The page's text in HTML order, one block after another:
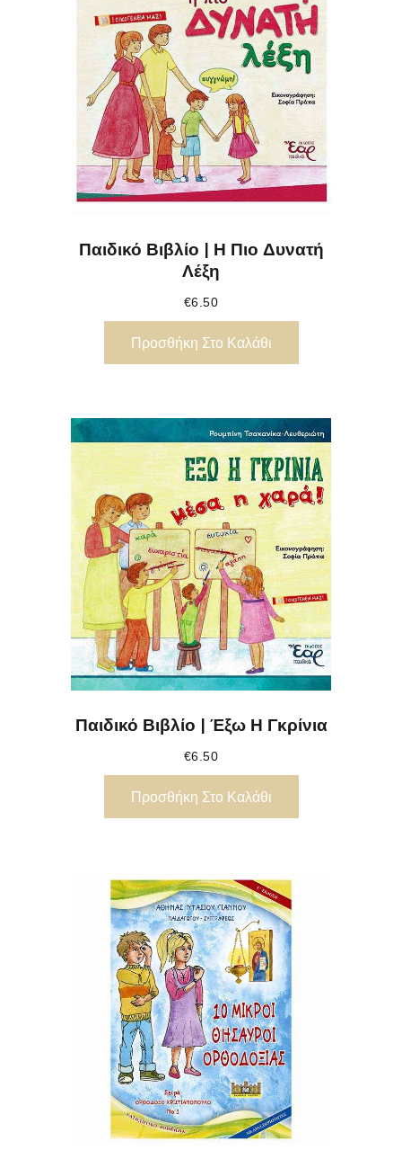
Παιδικό Βιβλίο | Η Πιο Δυνατή
Λέξη
€6.50
Προσθήκη Στο Καλάθι
Παιδικό Βιβλίο | Έξω Η Γκρίνια
€6.50
Προσθήκη Στο Καλάθι